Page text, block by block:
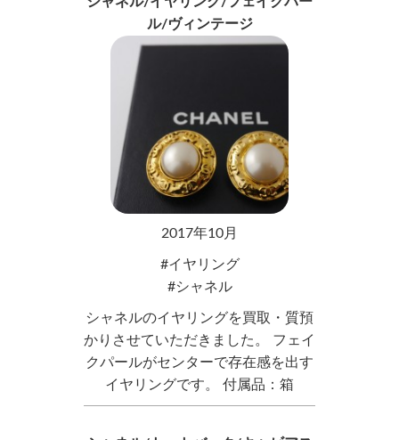
ル/ヴィンテージ
2017年10月
イヤリング
シャネル
シャネルのイヤリングを買取・質預
かりさせていただきました。 フェイ
クパールがセンターで存在感を出す
イヤリングです。 付属品：箱